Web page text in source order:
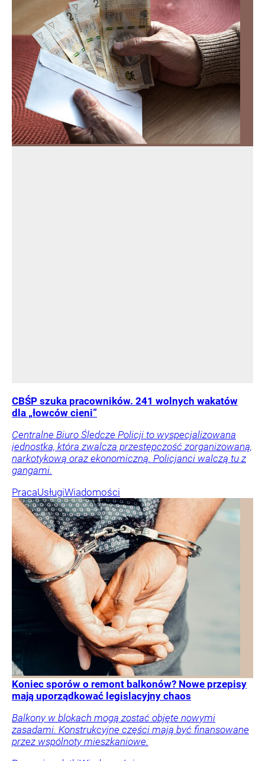
CBŚP szuka pracowników. 241 wolnych wakatów
dla „łowców cieni”
Centralne Biuro Śledcze Policji to wyspecjalizowana
jednostka, która zwalcza przestępczość zorganizowaną,
narkotykową oraz ekonomiczną. Policjanci walczą tu z
gangami.
PracaUsługiWiadomości
Koniec sporów o remont balkonów? Nowe przepisy
mają uporządkować legislacyjny chaos
Balkony w blokach mogą zostać objęte nowymi
zasadami. Konstrukcyjne części mają być finansowane
przez wspólnoty mieszkaniowe.